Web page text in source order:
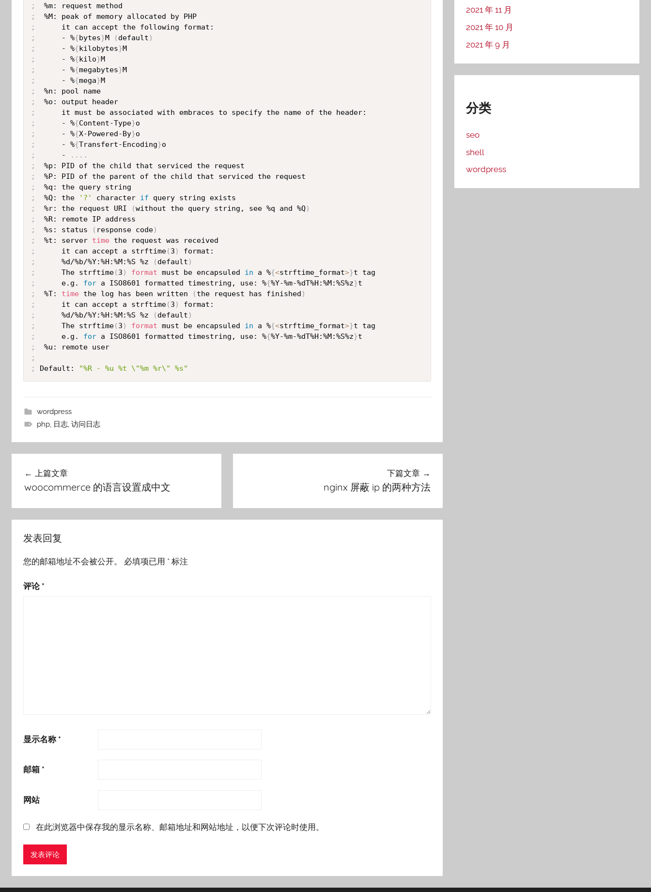
;
;
;
;
      - %
{bytes}M ( default )
;
      - %
{kilobytes}
;
      - %
{kilo}
;
      - %
{megabytes}
;
      - %
{mega}
;
;
;
;
      - %
{Content-Type}
;
      - %
{X-Powered-By}
;
      - %
{Transfert-Encoding}
;
      -
.. ..
;
;
;
;
  %Q: the
'?' character if
;
  %r: the request URI
(without the query string, see %q and %Q)
;
;
  %s: status
( response code)
;
  %t: server
time
;
      it can accept a strftime
( 3 )
;
      %d/%b/%Y:%H:%M:%S %z
( default )
;
      The strftime
( 3 ) format must be encapsuled in a %{<strftime_format>}
;
      e.g.
for a ISO8601 formatted timestring, use: %{%Y-%m-%dT%H:%M:%S%z}
;
  %T:
time the log has been written ( the request has finished )
;
      it can accept a strftime
( 3 )
;
      %d/%b/%Y:%H:%M:%S %z
( default )
;
      The strftime
( 3 ) format must be encapsuled in a %{<strftime_format>}
;
      e.g.
for a ISO8601 formatted timestring, use: %{%Y-%m-%dT%H:%M:%S%z}
;
;
;
Default: "%R - %u %t \"%m %r\" %s"
wordpress
php, 日志, 访问日志
上篇文章
woocommerce 的语言设置成中文
下篇文章
nginx 屏蔽 ip 的两种方法
发表回复
您的邮箱地址不会被公开。 必填项已用 * 标注
评论 *
显示名称 *
邮箱 *
网站
在此浏览器中保存我的显示名称、邮箱地址和网站地址，以便下次评论时使用。
2021 年 11 月
2021 年 10 月
2021 年 9 月
分类
seo
shell
wordpress